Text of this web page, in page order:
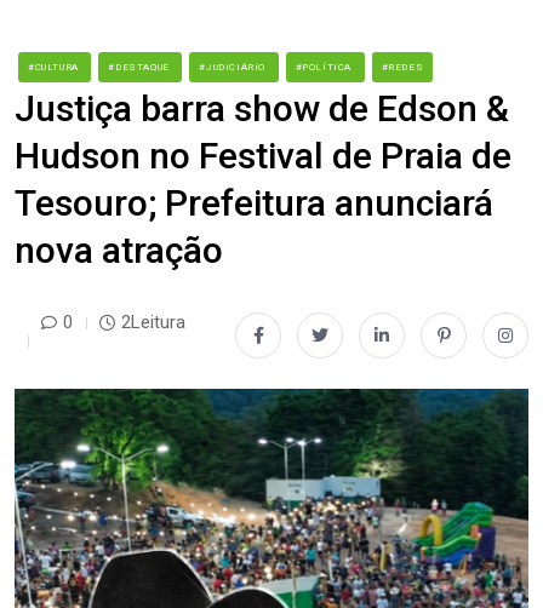
#CULTURA #DESTAQUE #JUDICIÁRIO #POLÍTICA #REDES
Justiça barra show de Edson &
Hudson no Festival de Praia de
Tesouro; Prefeitura anunciará
nova atração
0 2Leitura